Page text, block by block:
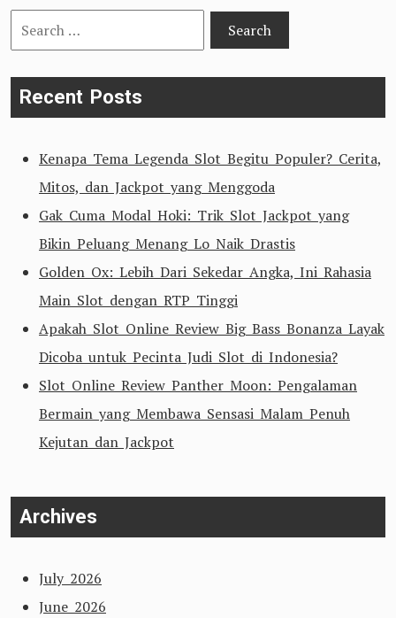
Search
for:
Recent Posts
Kenapa Tema Legenda Slot Begitu Populer? Cerita,
Mitos, dan Jackpot yang Menggoda
Gak Cuma Modal Hoki: Trik Slot Jackpot yang
Bikin Peluang Menang Lo Naik Drastis
Golden Ox: Lebih Dari Sekedar Angka, Ini Rahasia
Main Slot dengan RTP Tinggi
Apakah Slot Online Review Big Bass Bonanza Layak
Dicoba untuk Pecinta Judi Slot di Indonesia?
Slot Online Review Panther Moon: Pengalaman
Bermain yang Membawa Sensasi Malam Penuh
Kejutan dan Jackpot
Archives
July 2026
June 2026